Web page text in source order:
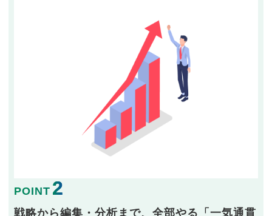
POINT 2
戦略から編集・分析まで、全部やる「一気通貫